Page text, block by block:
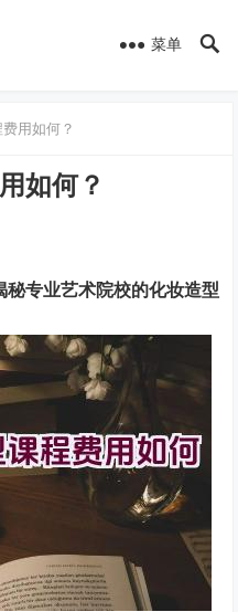
菜单
用如何？
如何？
专业艺术院校的化妆造型